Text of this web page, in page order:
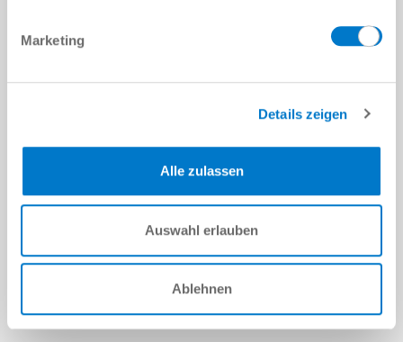
Marketing
Details zeigen
Alle zulassen
Auswahl erlauben
Ablehnen
위치
국가*
캡차